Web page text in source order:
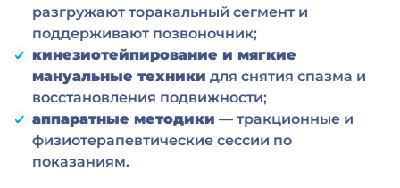
разгружают торакальный сегмент и
поддерживают позвоночник;
кинезиотейпирование и мягкие
мануальные техники для снятия спазма и
восстановления подвижности;
аппаратные методики — тракционные и
физиотерапевтические сессии по
показаниям.